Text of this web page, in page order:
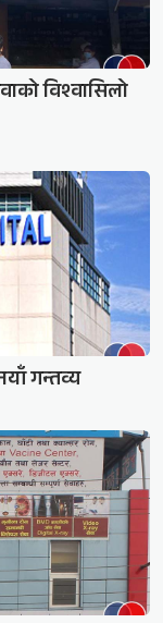
विश्वासिलो
गन्तव्य